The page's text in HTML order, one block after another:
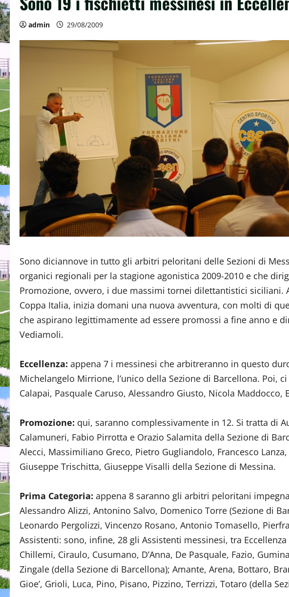
admin 29/08/2009
Sono diciannove in tutto gli arbitri peloritani delle Sezioni di
organici regionali per la stagione agonistica 2009-2010 e che
Promozione, ovvero, i due massimi tornei dilettantistici siciliani.
Coppa Italia, inizia domani una nuova avventura, con molti di
che aspirano legittimamente ad essere promossi a fine anno e
Vediamoli.
Eccellenza: appena 7 i messinesi che arbitreranno in questo
Michelangelo Mirrione, l’unico della Sezione di Barcellona. Poi,
Calapai, Pasquale Caruso, Alessandro Giusto, Nicola Maddocco,
Promozione: qui, saranno complessivamente in 12. Si tratta di
Calamuneri, Fabio Pirrotta e Orazio Salamita della Sezione di
Alecci, Massimiliano Greco, Pietro Gugliandolo, Francesco
Giuseppe Trischitta, Giuseppe Visalli della Sezione di Messina.
Prima Categoria: appena 8 saranno gli arbitri peloritani
Alessandro Alizzi, Antonino Salvo, Domenico Torre (Sezione di
Leonardo Pergolizzi, Vincenzo Rosano, Antonio Tomasello,
Assistenti: sono, infine, 28 gli Assistenti messinesi, tra
Chillemi, Ciraulo, Cusumano, D’Anna, De Pasquale, Fazio,
Zingale (della Sezione di Barcellona); Amante, Arena, Bottaro,
Gioe’, Grioli, Luca, Pino, Pisano, Pizzino, Terrizzi, Totaro (della